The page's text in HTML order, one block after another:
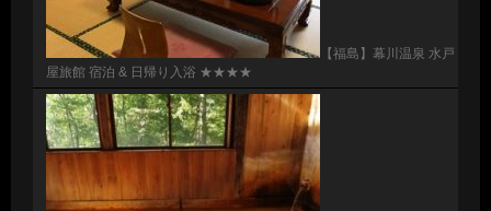
【福島】幕川温泉 水戸
屋旅館 宿泊 & 日帰り入浴 ★★★★